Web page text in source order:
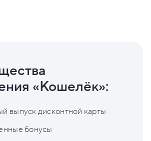
«Кошелёк»:
выпуск дисконтной карты
бонусы